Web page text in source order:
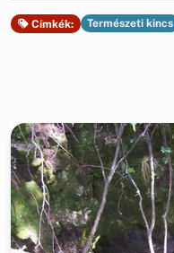
Címkék: Természeti kincs